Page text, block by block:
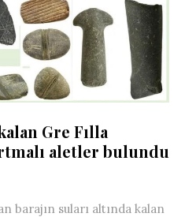
Gre Fılla
aletler bulundu
barajın suları altında kalan